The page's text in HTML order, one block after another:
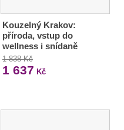
Kouzelný Krakov:
příroda, vstup do
wellness i snídaně
1 838 Kč
1 637 Kč